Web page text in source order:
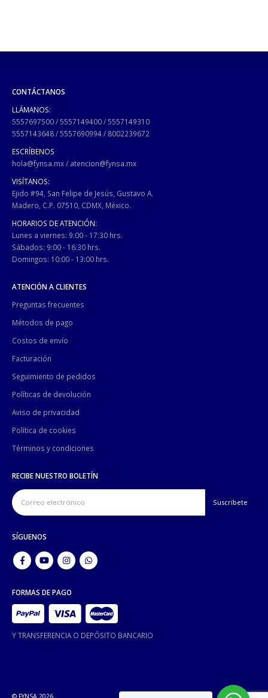
CONTÁCTANOS
LLÁMANOS:
5557697500/5557149400/5557149310
5557143648/5557690994/ 8002239672
ESCRÍBENOS
hola@fynsa.mx/ atencion@fynsa.mx
VISÍTANOS:
Ejido #94, San Felipe de Jesús, Gustavo A.
Madero, C.P. 07510, CDMX, México.
HORARIOS DE ATENCIÓN:
Lunes a viernes: 9:00 - 17:30 hrs.
Sábados: 9:00 - 16:30 hrs.
Domingos: 10:00 - 13:00 hrs.
ATENCIÓN A CLIENTES
Preguntas frecuentes
Métodos de pago
Costos de envío
Facturación
Seguimiento de pedidos
Políticas de devolución
Aviso de privacidad
Política de cookies
Términos y condiciones
RECIBE NUESTRO BOLETÍN
SÍGUENOS
FORMAS DE PAGO
Y TRANSFERENCIA O DEPÓSITO BANCARIO
© FYNSA 2026.